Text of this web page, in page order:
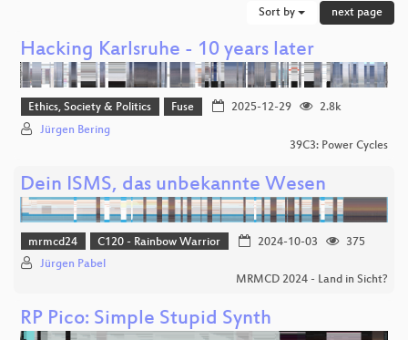
Sort by next page
Hacking Karlsruhe - 10 years later
Ethics, Society & Politics Fuse 2025-12-29
2.8k
Jürgen Bering
39C3: Power Cycles
Dein ISMS, das unbekannte Wesen
mrmcd24 C120 - Rainbow Warrior 2024-10-03
375
Jürgen Pabel
MRMCD 2024 - Land in Sicht?
RP Pico: Simple Stupid Synth